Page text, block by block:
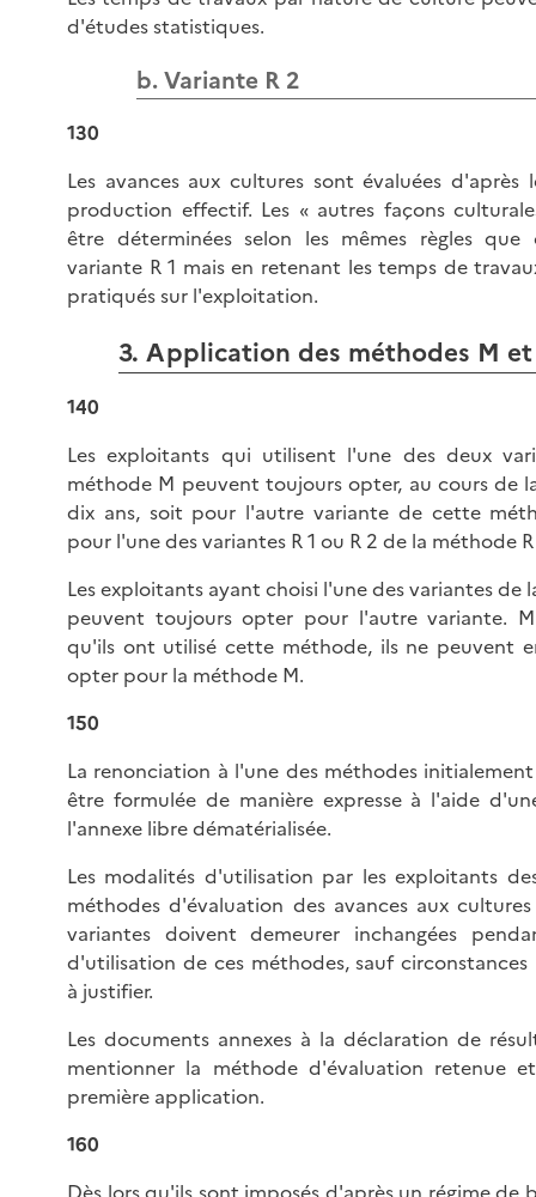
d'études statistiques.
b. Variante R 2
130
Les avances aux cultures sont évaluées
production effectif. Les « autres façons
être déterminées selon les mêmes règles que
variante R 1 mais en retenant les temps de
pratiqués sur l'exploitation.
3. Application des méthodes M et
140
Les exploitants qui utilisent l'une des deux
méthode M peuvent toujours opter, au cours de
dix ans, soit pour l'autre variante de cette
pour l'une des variantes R 1 ou R 2 de la méthode
Les exploitants ayant choisi l'une des variantes de
peuvent toujours opter pour l'autre variante.
qu'ils ont utilisé cette méthode, ils ne peuvent
opter pour la méthode M.
150
La renonciation à l'une des méthodes
être formulée de manière expresse à l'aide
l'annexe libre dématérialisée.
Les modalités d'utilisation par les exploitants
méthodes d'évaluation des avances aux
variantes doivent demeurer inchangées
d'utilisation de ces méthodes, sauf circonstances
à justifier.
Les documents annexes à la déclaration de
mentionner la méthode d'évaluation retenue
première application.
160